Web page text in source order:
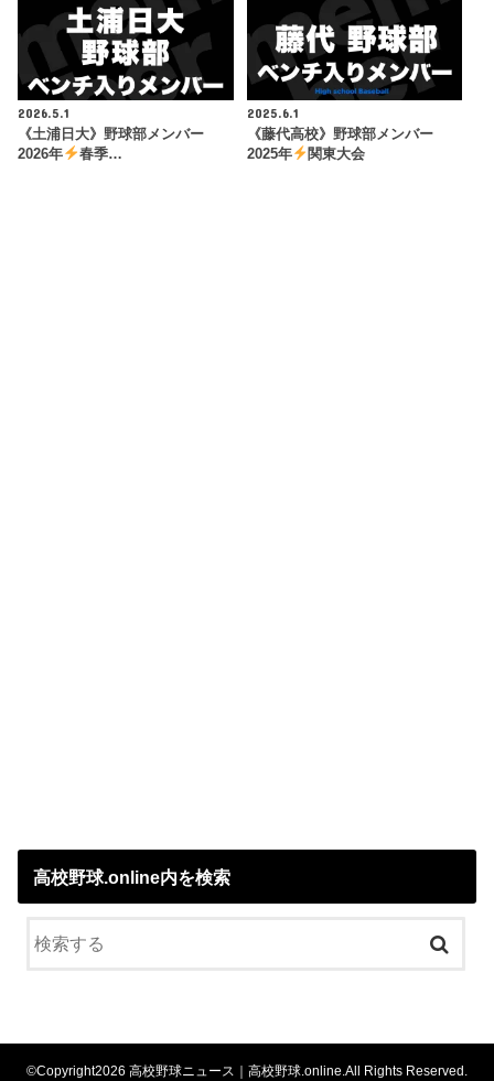
2026.5.1
《土浦日大》野球部メンバー
2026年
春季…
2025.6.1
《藤代高校》野球部メンバー
2025年
関東大会
高校野球.online内を検索
©Copyright2026 高校野球ニュース｜高校野球.online .All Rights Reserved.